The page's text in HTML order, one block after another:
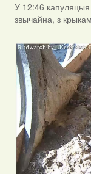
У 12:46
звычайна, з